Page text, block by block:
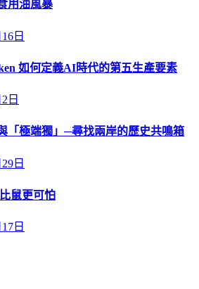
用油風暴
日
如何定義AI時代的第五生產要素
日
「極端獨」─尋找兩岸的歷史共鳴箱
日
鼠更可怕
日